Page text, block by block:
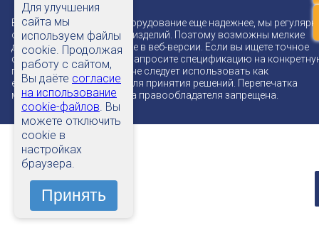
В стремлении сделать оборудование еще надежнее, мы
обновляем конструкцию изделий. Поэтому возможны мелкие
доработки, не отраженные в веб-версии. Если вы ищете точное
соответствие чертежу — запросите спецификацию на
партию. Данные на сайте не следует использовать как
единственный источник для принятия решений. Перепечатка
материалов без ссылки на правообладателя запрещена.
Для улучшения
сайта мы
используем файлы
cookie. Продолжая
работу с сайтом,
Вы даёте согласие
на использование
cookie-файлов. Вы
можете отключить
cookie в
настройках
браузера.
Принять